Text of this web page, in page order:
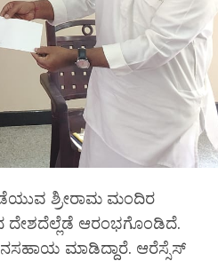
ಶ್ರೀರಾಮ ಮಂದಿರ
ಆರಂಭಗೊಂಡಿದೆ.
ಮಾಡಿದ್ದಾರೆ. ಆರೆಸ್ಸೆಸ್